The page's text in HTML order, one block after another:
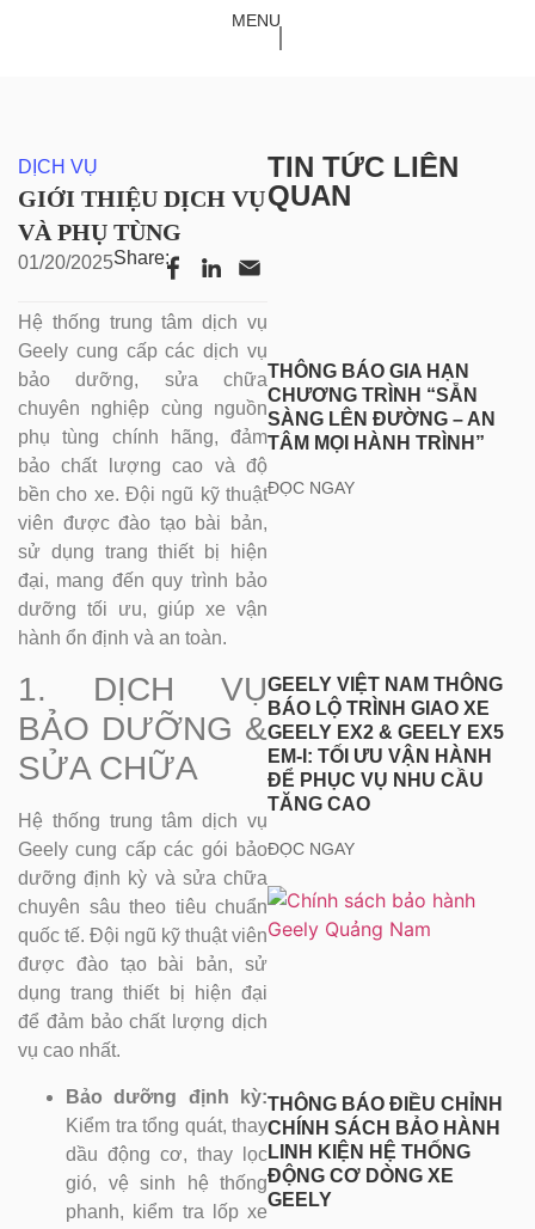
MENU
DỊCH VỤ
GIỚI THIỆU DỊCH VỤ
VÀ PHỤ TÙNG
01/20/2025Share:
Hệ thống trung tâm dịch vụ
Geely cung cấp các dịch vụ
bảo dưỡng, sửa chữa
chuyên nghiệp cùng nguồn
phụ tùng chính hãng, đảm
bảo chất lượng cao và độ
bền cho xe. Đội ngũ kỹ thuật
viên được đào tạo bài bản,
sử dụng trang thiết bị hiện
đại, mang đến quy trình bảo
dưỡng tối ưu, giúp xe vận
hành ổn định và an toàn.
1. DỊCH VỤ
BẢO DƯỠNG &
SỬA CHỮA
Hệ thống trung tâm dịch vụ
Geely cung cấp các gói bảo
dưỡng định kỳ và sửa chữa
chuyên sâu theo tiêu chuẩn
quốc tế. Đội ngũ kỹ thuật viên
được đào tạo bài bản, sử
dụng trang thiết bị hiện đại
để đảm bảo chất lượng dịch
vụ cao nhất.
Bảo dưỡng định kỳ:
Kiểm tra tổng quát, thay
dầu động cơ, thay lọc
gió, vệ sinh hệ thống
phanh, kiểm tra lốp xe
TIN TỨC LIÊN
QUAN
THÔNG BÁO GIA HẠN
CHƯƠNG TRÌNH “SẴN
SÀNG LÊN ĐƯỜNG – AN
TÂM MỌI HÀNH TRÌNH”
ĐỌC NGAY
GEELY VIỆT NAM THÔNG
BÁO LỘ TRÌNH GIAO XE
GEELY EX2 & GEELY EX5
EM-I: TỐI ƯU VẬN HÀNH
ĐỂ PHỤC VỤ NHU CẦU
TĂNG CAO
ĐỌC NGAY
THÔNG BÁO ĐIỀU CHỈNH
CHÍNH SÁCH BẢO HÀNH
LINH KIỆN HỆ THỐNG
ĐỘNG CƠ DÒNG XE
GEELY